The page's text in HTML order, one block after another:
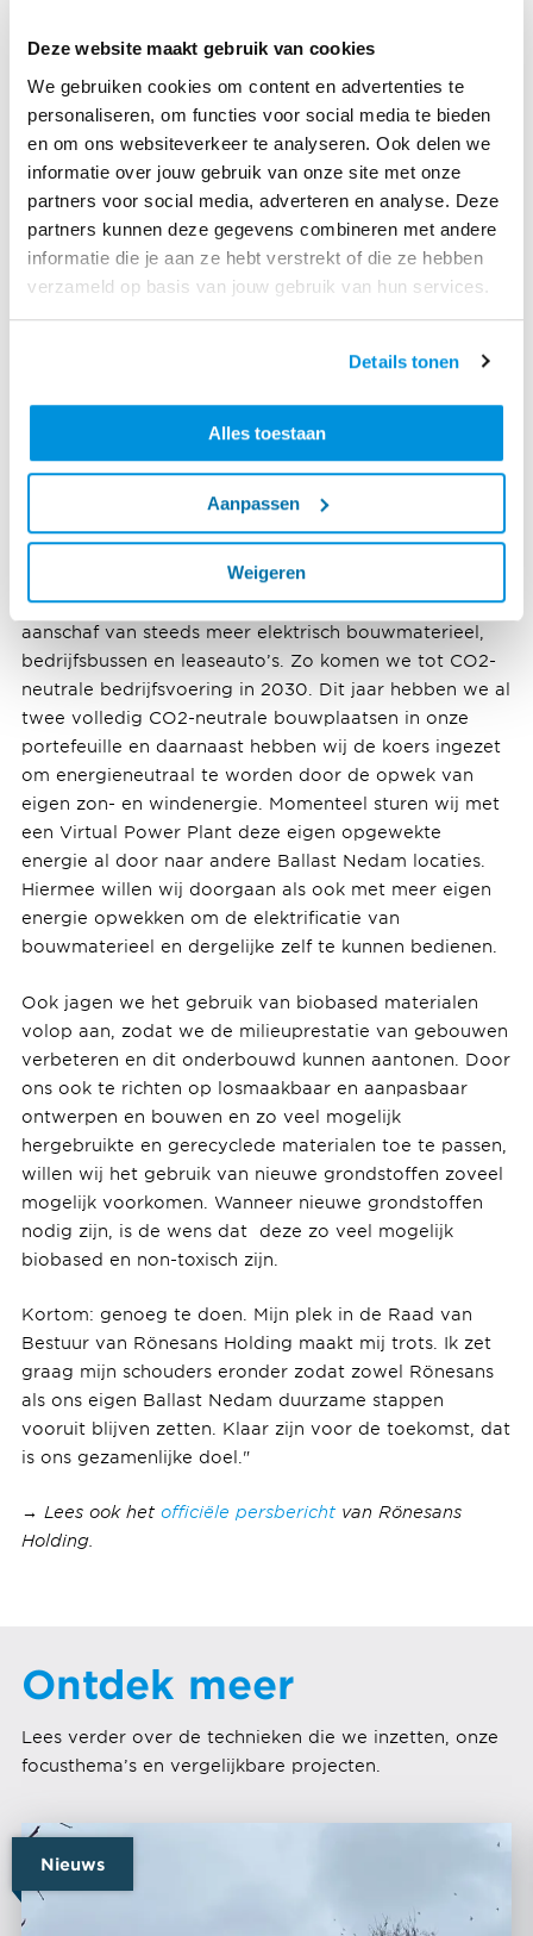
Deze website maakt gebruik van cookies
We gebruiken cookies om content en advertenties te
personaliseren, om functies voor social media te bieden
en om ons websiteverkeer te analyseren. Ook delen we
informatie over jouw gebruik van onze site met onze
partners voor social media, adverteren en analyse. Deze
partners kunnen deze gegevens combineren met andere
informatie die je aan ze hebt verstrekt of die ze hebben
verzameld op basis van jouw gebruik van hun services.
Details tonen
Alles toestaan
Aanpassen
Weigeren
wil is er, dus het kan snel gaan."
Wat is jouw stip op de horizon?
"Uiteindelijk is mijn ambitie om bij te dragen aan een
nog groener bedrijf met meer projecten in de
energietransitie, die zich richten op wind, zon of
bijvoorbeeld waterstof projecten, maar ook de nadruk
op schoonwaterprojecten die steeds belangrijker
worden vanwege de gevolgen van de
Naast jouw nieuwe rol blijf je bij Ballast Nedam jouw
Corporate Social Responsibility en directeur Digital
Transformation en Innovation. Je bent dus onder
Ballast Nedam. Wat staat er in Nederland op jouw
agenda?
"Dat is een hele lijst! Bij Ballast Nedam blijven we
investeren om onze emissies te reduceren door de
aanschaf van steeds meer elektrisch bouwmaterieel,
bedrijfsbussen en leaseauto’s. Zo komen we tot CO2-
neutrale bedrijfsvoering in 2030. Dit jaar hebben we al
twee volledig CO2-neutrale bouwplaatsen in onze
portefeuille en daarnaast hebben wij de koers ingezet
om energieneutraal te worden door de opwek van
eigen zon- en windenergie. Momenteel sturen wij met
een Virtual Power Plant deze eigen opgewekte
energie al door naar andere Ballast Nedam locaties.
Hiermee willen wij doorgaan als ook met meer eigen
energie opwekken om de elektrificatie van
bouwmaterieel en dergelijke zelf te kunnen bedienen.
Ook jagen we het gebruik van biobased materialen
volop aan, zodat we de milieuprestatie van gebouwen
verbeteren en dit onderbouwd kunnen aantonen. Door
ons ook te richten op losmaakbaar en aanpasbaar
ontwerpen en bouwen en zo veel mogelijk
hergebruikte en gerecyclede materialen toe te passen,
willen wij het gebruik van nieuwe grondstoffen zoveel
mogelijk voorkomen. Wanneer nieuwe grondstoffen
nodig zijn, is de wens dat deze zo veel mogelijk
biobased en non-toxisch zijn.
Kortom: genoeg te doen. Mijn plek in de Raad van
Bestuur van Rönesans Holding maakt mij trots. Ik zet
graag mijn schouders eronder zodat zowel Rönesans
als ons eigen Ballast Nedam duurzame stappen
vooruit blijven zetten. Klaar zijn voor de toekomst, dat
is ons gezamenlijke doel."
→ Lees ook het officiële persberichtvan Rönesans
Holding.
Ontdek meer
Lees verder over de technieken die we inzetten, onze
focusthema’s en vergelijkbare projecten.
Nieuws